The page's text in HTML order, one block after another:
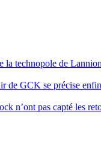
la technopole de
de GCK se précise enfin
n’ont pas capté les